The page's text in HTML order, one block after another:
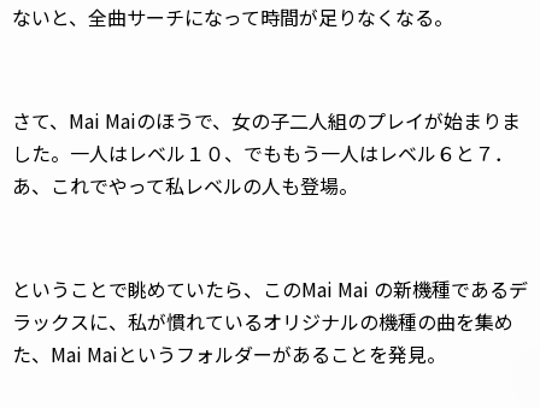
ないと、全曲サーチになって時間が足りなくなる。
さて、Mai Maiのほうで、女の子二人組のプレイが始まりま
した。一人はレベル１０、でももう一人はレベル６と７．
あ、これでやって私レベルの人も登場。
ということで眺めていたら、このMai Mai の新機種であるデ
ラックスに、私が慣れているオリジナルの機種の曲を集め
た、Mai Maiというフォルダーがあることを発見。